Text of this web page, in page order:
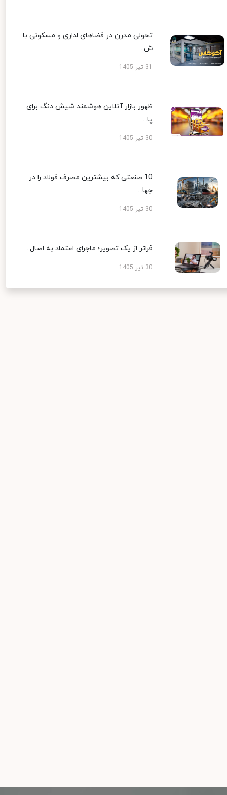
تحولی مدرن در فضاهای اداری و مسکونی با
ش...
ظهور بازار آنلاین هوشمند شیش دنگ برای
پا...
30 تیر 1405
10 صنعتی که بیشترین مصرف فولاد را در
جها...
30 تیر 1405
فراتر از یک تصویر؛ ماجرای اعتماد به اصال...
30 تیر 1405